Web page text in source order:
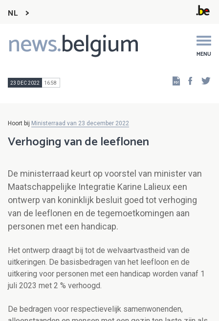
NL
news.belgium MENU
Main
navigation
23 DEC 2022 16:58
Hoort bij Ministerraad van 23 december 2022
Verhoging van de leeflonen
De ministerraad keurt op voorstel van minister van
Maatschappelijke Integratie Karine Lalieux een
ontwerp van koninklijk besluit goed tot verhoging
van de leeflonen en de tegemoetkomingen aan
personen met een handicap.
Het ontwerp draagt bij tot de welvaartvastheid van de
uitkeringen. De basisbedragen van het leefloon en de
uitkering voor personen met een handicap worden vanaf 1
juli 2023 met 2 % verhoogd.
De bedragen voor respectievelijk samenwonenden,